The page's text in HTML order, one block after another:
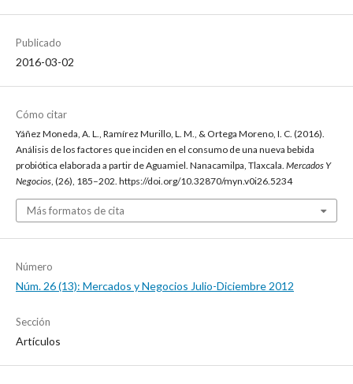
Publicado
2016-03-02
Cómo citar
Yáñez Moneda, A. L., Ramírez Murillo, L. M., & Ortega Moreno, I. C. (2016).
Análisis de los factores que inciden en el consumo de una nueva bebida
probiótica elaborada a partir de Aguamiel. Nanacamilpa, Tlaxcala. Mercados Y
Negocios, (26), 185–202. https://doi.org/10.32870/myn.v0i26.5234
Más formatos de cita
Número
Núm. 26 (13): Mercados y Negocios Julio-Diciembre 2012
Sección
Artículos